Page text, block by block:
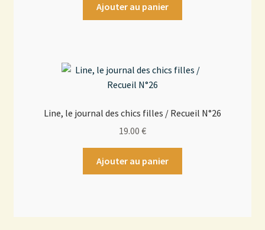
Ajouter au panier
Line, le journal des chics filles / Recueil N°26
19.00 €
Ajouter au panier